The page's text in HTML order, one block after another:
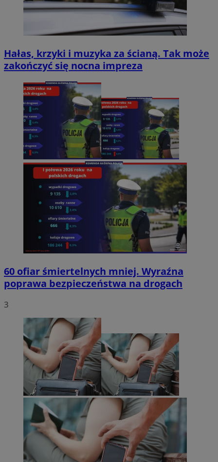
Hałas, krzyki i muzyka za ścianą. Tak może
zakończyć się nocna impreza
60 ofiar śmiertelnych mniej. Wyraźna
poprawa bezpieczeństwa na drogach
3